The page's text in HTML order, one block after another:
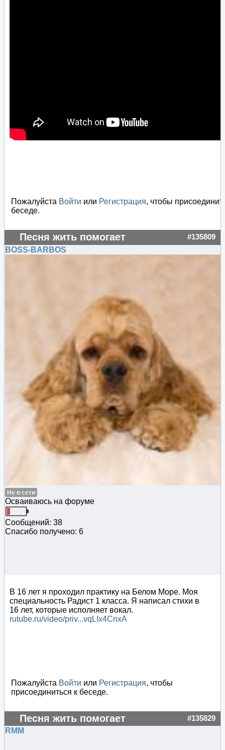
Пожалуйста Войти или Регистрация, чтобы
беседе.
Песня жить помогает #135809
BOSS-BARBOS
Не в сети
Осваиваюсь на форуме
Сообщений: 38
Спасибо получено: 6
В 16 лет я проходил практику на Белом Море. Моя
специальность Радист 1 класса. Я написал стихи в
16 лет, которые исполняет вокал.
rutube.ru/video/priv...vqLIx4CnxA
Пожалуйста Войти или Регистрация, чтобы
присоединиться к беседе.
Песня жить помогает #135829
RMM